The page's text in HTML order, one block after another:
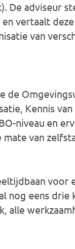
De adviseur
vertaalt
van
de
Kennis
niveau en
van
voor
eens drie
alle